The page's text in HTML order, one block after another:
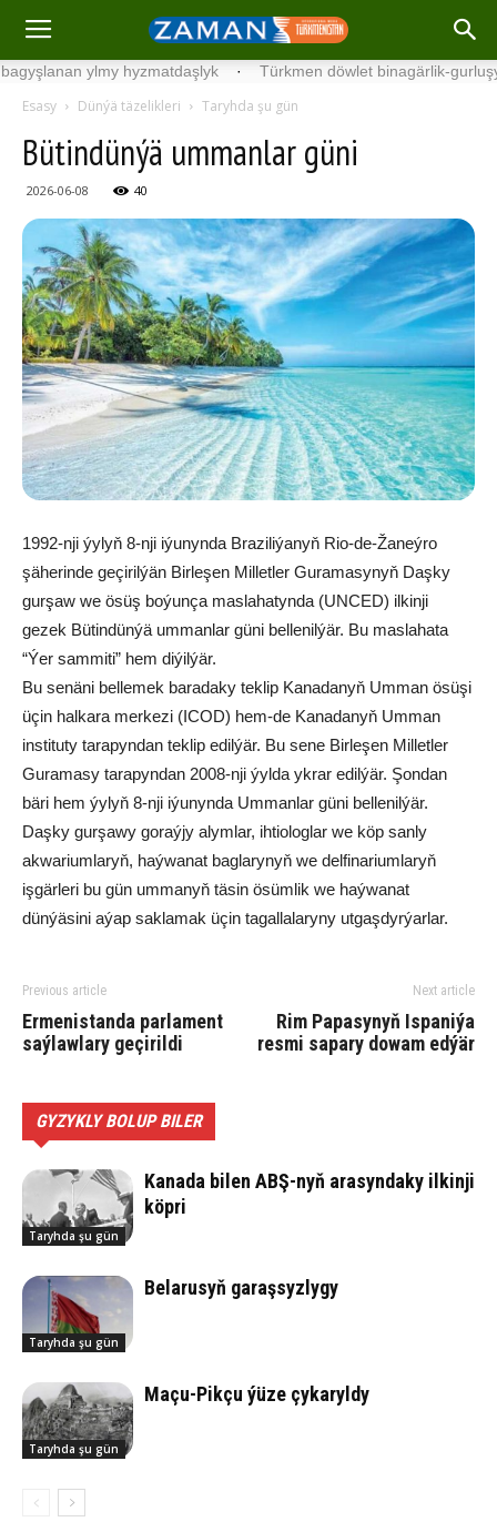
ylmy hyzmatdaşlyk · Türkmen döwlet binagärlik-gurluşyk
Esasy Dünýä täzelikleri Taryhda şu gün
Bütindünýä ummanlar güni
2026-06-08 40
1992-nji ýylyň 8-nji iýunynda Braziliýanyň Rio-de-Žaneýro
şäherinde geçirilýän Birleşen Milletler Guramasynyň Daşky
gurşaw we ösüş boýunça maslahatynda (UNCED) ilkinji
gezek Bütindünýä ummanlar güni bellenilýär. Bu maslahata
“Ýer sammiti” hem diýilýär.
Bu senäni bellemek baradaky teklip Kanadanyň Umman ösüşi
üçin halkara merkezi (ICOD) hem-de Kanadanyň Umman
instituty tarapyndan teklip edilýär. Bu sene Birleşen Milletler
Guramasy tarapyndan 2008-nji ýylda ykrar edilýär. Şondan
bäri hem ýylyň 8-nji iýunynda Ummanlar güni bellenilýär.
Daşky gurşawy goraýjy alymlar, ihtiologlar we köp sanly
akwariumlaryň, haýwanat baglarynyň we delfinariumlaryň
işgärleri bu gün ummanyň täsin ösümlik we haýwanat
dünýäsini aýap saklamak üçin tagallalaryny utgaşdyrýarlar.
Previous article
Ermenistanda parlament
saýlawlary geçirildi
Next article
Rim Papasynyň Ispaniýa
resmi sapary dowam edýär
GYZYKLY BOLUP BILER
Taryhda şu gün
Ka­na­da bilen ABŞ-nyň arasyndaky ilkinji
köp­ri
Taryhda şu gün
Belarusyň garaşsyzlygy
Taryhda şu gün
Ma­çu-Pik­çu ýü­ze çy­ka­ryl­dy